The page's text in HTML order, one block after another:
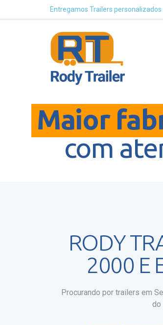
Entregamos Trailers
Maior
com
RODY
2000 E
Procurando por trailers em
do